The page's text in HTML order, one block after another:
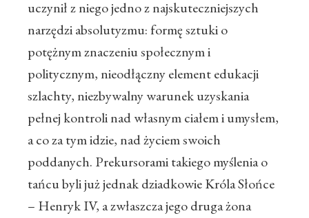
uczynił z niego jedno z najskuteczniejszych
narzędzi absolutyzmu: formę sztuki o
potężnym znaczeniu społecznym i
politycznym, nieodłączny element edukacji
szlachty, niezbywalny warunek uzyskania
pełnej kontroli nad własnym ciałem i umysłem,
a co za tym idzie, nad życiem swoich
poddanych. Prekursorami takiego myślenia o
tańcu byli już jednak dziadkowie Króla Słońce
– Henryk IV, a zwłaszcza jego druga żona